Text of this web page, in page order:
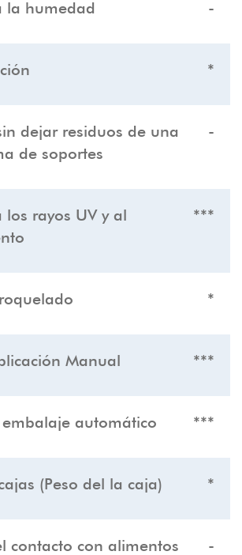
la humedad -
*
dejar residuos de una
de soportes
-
los rayos UV y al
***
*
Manual ***
embalaje automático ***
(Peso del la caja) *
contacto con alimentos -